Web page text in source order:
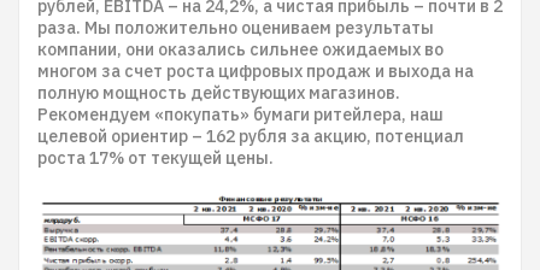
рублей, EBITDA – на 24,2%, а чистая прибыль – почти в 2
раза. Мы положительно оцениваем результаты
компании, они оказались сильнее ожидаемых во
многом за счет роста цифровых продаж и выхода на
полную мощность действующих магазинов.
Рекомендуем «покупать» бумаги ритейлера, наш
целевой ориентир – 162 рубля за акцию, потенциал
роста 17% от текущей цены.